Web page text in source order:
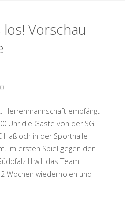
Vorschau
Herrenmannschaft empfängt
Uhr die Gäste von der SG
Haßloch in der Sporthalle
Im ersten Spiel gegen den
III will das Team
Wochen wiederholen und